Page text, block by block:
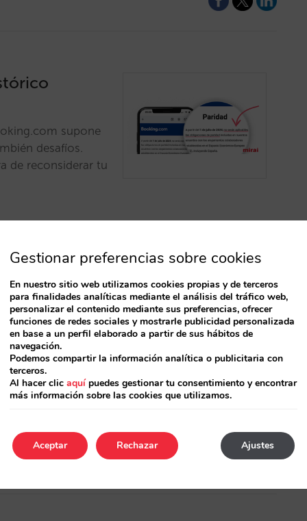
supone
desafíos.
de reconsiderar tu
Google para
conocías
en tu perfil de
analizar tu
y actuar en
Gestionar preferencias sobre cookies
En nuestro sitio web utilizamos cookies propias y de terceros
para finalidades analíticas mediante el análisis del tráfico web,
personalizar el contenido mediante sus preferencias, ofrecer
funciones de redes sociales y mostrarle publicidad personalizada
en base a un perfil elaborado a partir de sus hábitos de
navegación.
Podemos compartir la información analítica o publicitaria con
terceros.
Al hacer clic aquípuedes gestionar tu consentimiento y encontrar
más información sobre las cookies que utilizamos.
Aceptar Ajustes
Rechazar